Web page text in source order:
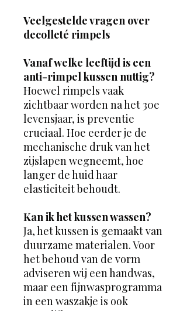
Veelgestelde vragen over
decolleté rimpels
Vanaf welke leeftijd is een
anti-rimpel kussen nuttig?
Hoewel rimpels vaak
zichtbaar worden na het 30e
levensjaar, is preventie
cruciaal. Hoe eerder je de
mechanische druk van het
zijslapen wegneemt, hoe
langer de huid haar
elasticiteit behoudt.
Kan ik het kussen wassen?
Ja, het kussen is gemaakt van
duurzame materialen. Voor
het behoud van de vorm
adviseren wij een handwas,
maar een fijnwasprogramma
in een waszakje is ook